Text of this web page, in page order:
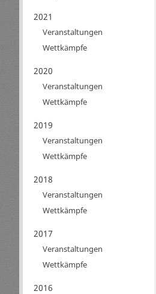
2021
Veranstaltungen
Wettkämpfe
2020
Veranstaltungen
Wettkämpfe
2019
Veranstaltungen
Wettkämpfe
2018
Veranstaltungen
Wettkämpfe
2017
Veranstaltungen
Wettkämpfe
2016